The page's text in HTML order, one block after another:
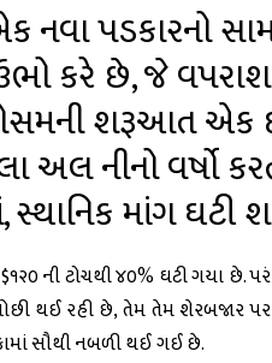
નવા પડકારનો
કરે છે, જે
શરૂઆત એક
અલ નીનો
સ્થાનિક માંગ
$૧૨૦ ની ટોચથી ૪૦% ઘટી
થઈ રહી છે, તેમ તેમ શેરબજાર પર
સૌથી નબળી થઈ ગઈ છે.